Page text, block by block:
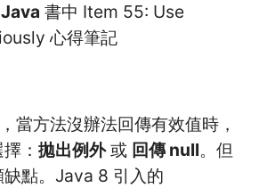
書中 Item 55: Use
心得筆記
當方法沒辦法回傳有效值時，
： 拋出例外或 回傳 null。但
點。Java 8 引入的